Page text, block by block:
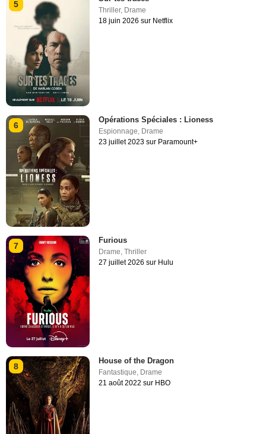
5
Thriller, Drame
18 juin 2026 sur Netflix
6
Opérations Spéciales : Lioness
Espionnage Drame
23 juillet 2023 sur Paramount+
7
Furious
Drame,Thriller
27 juillet 2026 sur Hulu
8
House of the Dragon
Fantastique, Drame
21 août 2022 sur HBO